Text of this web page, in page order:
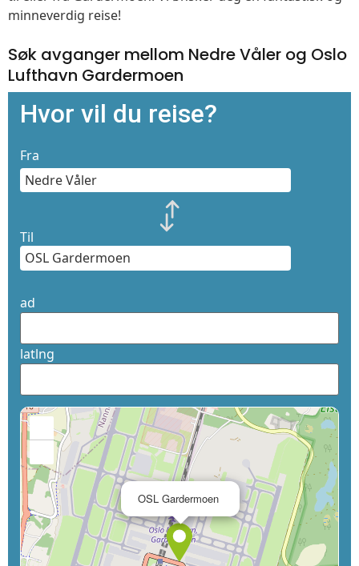
minneverdig reise!
Søk avganger mellom Nedre Våler og Oslo
Lufthavn Gardermoen
Hvor vil du reise?
Fra
Til
ad
latlng
OSL Gardermoen